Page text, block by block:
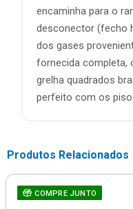
encaminha para o
desconector (fecho
dos gases
fornecida completa,
grelha quadrados
perfeito com os
Produtos Relacionados
COMPRE JUNTO